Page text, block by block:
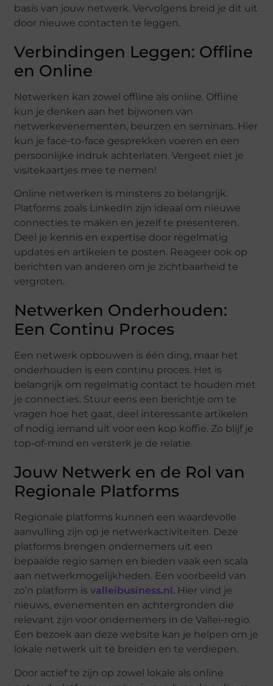
basis van jouw netwerk. Vervolgens breid je dit uit
door nieuwe contacten te leggen.
Verbindingen Leggen: Offline
en Online
Netwerken kan zowel offline als online. Offline
kun je denken aan het bijwonen van
netwerkevenementen, beurzen en seminars. Hier
kun je face-to-face gesprekken voeren en een
persoonlijke indruk achterlaten. Vergeet niet je
visitekaartjes mee te nemen!
Online netwerken is minstens zo belangrijk.
Platforms zoals LinkedIn zijn ideaal om nieuwe
connecties te maken en jezelf te presenteren.
Deel je kennis en expertise door regelmatig
updates en artikelen te posten. Reageer ook op
berichten van anderen om je zichtbaarheid te
vergroten.
Netwerken Onderhouden:
Een Continu Proces
Een netwerk opbouwen is één ding, maar het
onderhouden is een continu proces. Het is
belangrijk om regelmatig contact te houden met
je connecties. Stuur eens een berichtje om te
vragen hoe het gaat, deel interessante artikelen
of nodig iemand uit voor een kop koffie. Zo blijf je
top-of-mind en versterk je de relatie.
Jouw Netwerk en de Rol van
Regionale Platforms
Regionale platforms kunnen een waardevolle
aanvulling zijn op je netwerkactiviteiten. Deze
platforms brengen ondernemers uit een
bepaalde regio samen en bieden vaak een scala
aan netwerkmogelijkheden. Een voorbeeld van
zo’n platform isvalleibusiness.nl . Hier vind je
nieuws, evenementen en achtergronden die
relevant zijn voor ondernemers in de Vallei-regio.
Een bezoek aan deze website kan je helpen om je
lokale netwerk uit te breiden en te verdiepen.
Door actief te zijn op zowel lokale als online